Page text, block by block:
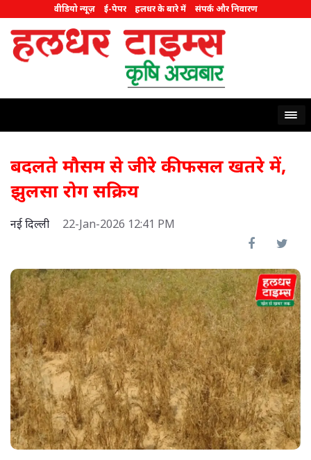
वीडियो न्यूज़ ई-पेपर हलधर के बारे में संपर्क और निवारण
बदलते मौसम से जीरे की फसल खतरे में,
झुलसा रोग सक्रिय
नई दिल्ली 22-Jan-2026 12:41 PM